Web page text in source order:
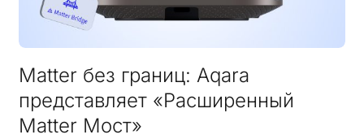
Matter без границ: Aqara
представляет «Расширенный
Matter Мост»